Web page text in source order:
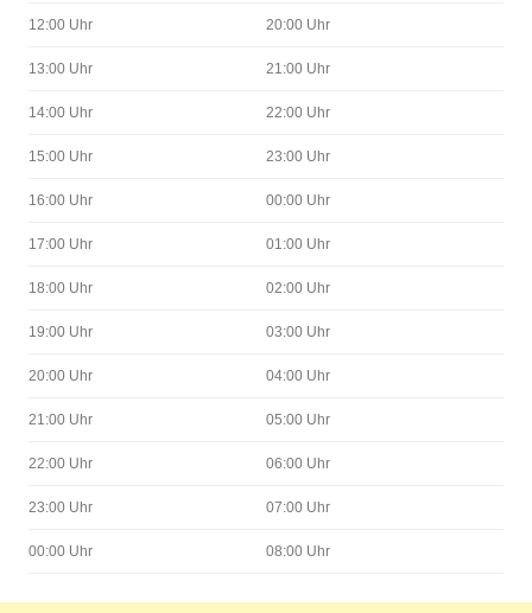
12:00 Uhr 20:00 Uhr
13:00 Uhr 21:00 Uhr
14:00 Uhr 22:00 Uhr
15:00 Uhr 23:00 Uhr
16:00 Uhr 00:00 Uhr
17:00 Uhr 01:00 Uhr
18:00 Uhr 02:00 Uhr
19:00 Uhr 03:00 Uhr
20:00 Uhr 04:00 Uhr
21:00 Uhr 05:00 Uhr
22:00 Uhr 06:00 Uhr
23:00 Uhr 07:00 Uhr
00:00 Uhr 08:00 Uhr